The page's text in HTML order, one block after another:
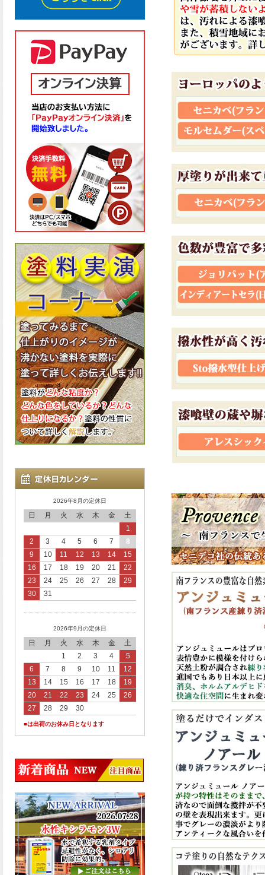
2026年8月の定休日
日 月 火 水 木 金
土
1
2
3 4 5 6 7
8
9
10 11 12 13 14
15
16
17 18 19 20 21
22
23
24 25 26 27 28
29
30
31
2026年9月の定休日
日 月 火 水 木 金
土
1
2 3 4
5
6
7 8 9 10 11
12
13
14 15 16 17 18
19
20
21 22 23 24 25
26
27
28 29 30
■は出荷のお休み日となります